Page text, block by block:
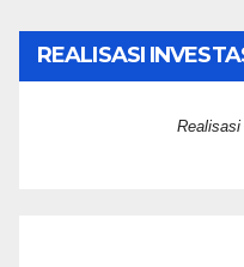
REALISASI